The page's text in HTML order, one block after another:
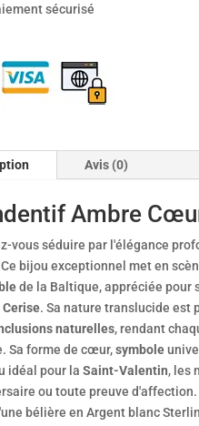
sécurisé
Avis (0)
Ambre
vous séduire par l'élégance
bijou exceptionnel met en
de la Baltique, appréciée pour
Cerise. Sa nature translucide est
naturelles, rendant
Sa forme de cœur,symbole
idéal pour la Saint-Valentin, les
ou toute preuve
bélière en Argent blanc